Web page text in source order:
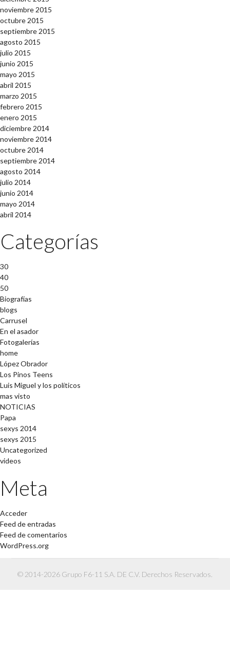
noviembre 2015
octubre 2015
septiembre 2015
agosto 2015
julio 2015
junio 2015
mayo 2015
abril 2015
marzo 2015
febrero 2015
enero 2015
diciembre 2014
noviembre 2014
octubre 2014
septiembre 2014
agosto 2014
julio 2014
junio 2014
mayo 2014
abril 2014
Categorías
30
40
50
Biografías
blogs
Carrusel
En el asador
Fotogalerías
home
López Obrador
Los Pinos Teens
Luis Miguel y los políticos
mas visto
NOTICIAS
Papa
sexys 2014
sexys 2015
Uncategorized
videos
Meta
Acceder
Feed de entradas
Feed de comentarios
WordPress.org
© 2014-2026 Grupo F6-11 S.A. DE C.V. Derechos Reservados.